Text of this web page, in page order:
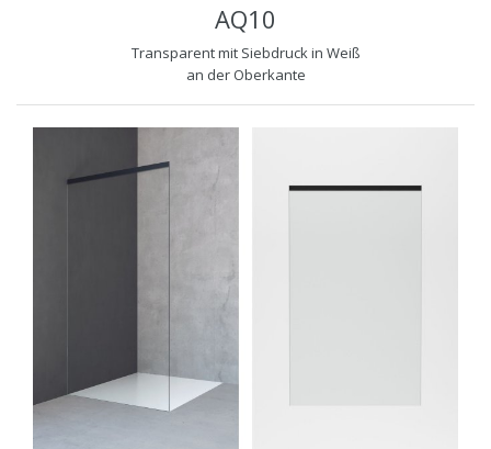
AQ10
Transparent mit Siebdruck in Weiß
an der Oberkante